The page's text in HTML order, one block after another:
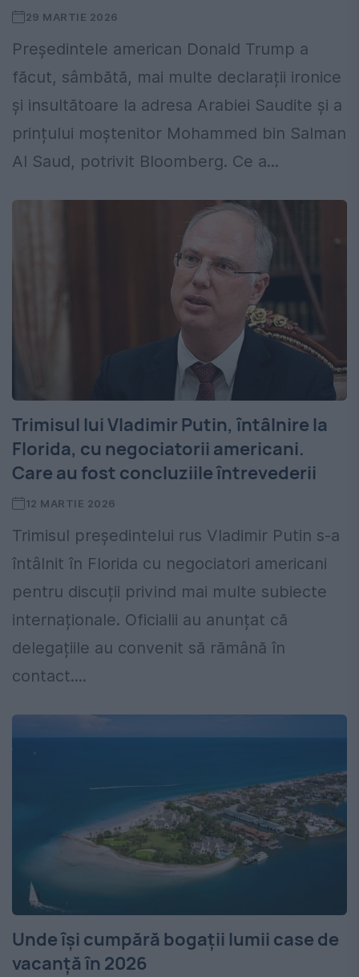
29 MARTIE 2026
Președintele american Donald Trump a
făcut, sâmbătă, mai multe declarații ironice
și insultătoare la adresa Arabiei Saudite și a
prințului moștenitor Mohammed bin Salman
Al Saud, potrivit Bloomberg. Ce a...
Trimisul lui Vladimir Putin, întâlnire la
Florida, cu negociatorii americani.
Care au fost concluziile întrevederii
12 MARTIE 2026
Trimisul președintelui rus Vladimir Putin s-a
întâlnit în Florida cu negociatori americani
pentru discuții privind mai multe subiecte
internaționale. Oficialii au anunțat că
delegațiile au convenit să rămână în
contact....
Unde își cumpără bogații lumii case de
vacanță în 2026